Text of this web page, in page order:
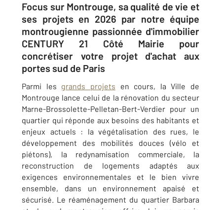
Focus sur Montrouge, sa qualité de vie et
ses projets en 2026 par notre équipe
montrougienne passionnée d'immobilier
CENTURY 21 Côté Mairie pour
concrétiser votre projet d'achat aux
portes sud de Paris
Parmi les grands projets en cours, la Ville de
Montrouge lance celui de la rénovation du secteur
Marne-Brossolette-Pelletan-Bert-Verdier pour un
quartier qui réponde aux besoins des habitants et
enjeux actuels : la végétalisation des rues, le
développement des mobilités douces (vélo et
piétons), la redynamisation commerciale, la
reconstruction de logements adaptés aux
exigences environnementales et le bien vivre
ensemble, dans un environnement apaisé et
sécurisé. Le réaménagement du quartier Barbara